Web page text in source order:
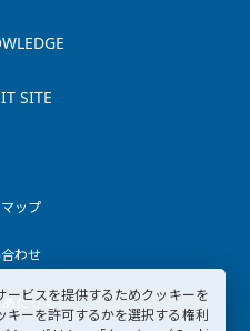
SITE
ップ
わせ
たって
ービスを提供するためクッキーを
ーを許可するかを選択する権利